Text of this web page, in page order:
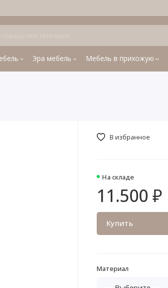
Эра мебель Мебель в прихожую
На складе
11.500 ₽
Купить
В избранное
Материал